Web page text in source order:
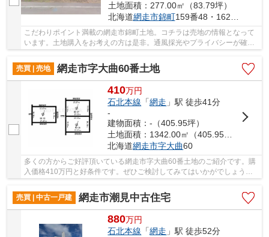
土地面積：277.00㎡（83.79坪）
北海道網走市錦町159番48・162番30
こだわりポイント満載の網走市錦町土地。コチラは売地の情報となって
います。土地購入をお考えの方は是非。通風採光やプライバシーが確保
売買 | 売地
網走市字大曲60番土地
410万円
石北本線 「網走 」駅 徒歩41分
-
建物面積：-（405.95坪）
土地面積：1342.00㎡（405.95坪）
北海道網走市字大曲60
多くの方からご好評頂いている網走市字大曲60番土地のご紹介です。購
入価格410万円と好条件です。ぜひご検討してみてはいかがでしょう
売買 | 中古一戸建
網走市潮見中古住宅
880万円
石北本線 「網走 」駅 徒歩52分